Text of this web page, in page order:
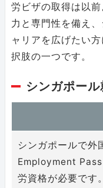
労ビザの取得は以
力と専門性を備え
ャリアを広げたい
択肢の一つです。
シンガポー
シンガポールで外
Employment
労資格が必要です